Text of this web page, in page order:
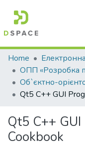
Communities &
All of DSpace
Statistics
Home
Qt5 C++
Cookbook